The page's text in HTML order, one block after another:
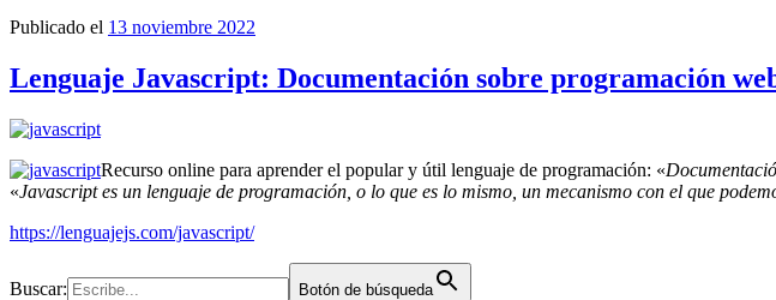
Publicado el 13 noviembre 2022
Lenguaje Javascript: Documentación sobre programación
Recurso online para aprender el popular y útil lenguaje de programación: «
«Javascript es un lenguaje de programación, o lo que es lo mismo, un mecanismo con el que
https://lenguajejs.com/javascript/
Buscar: Botón de búsqueda